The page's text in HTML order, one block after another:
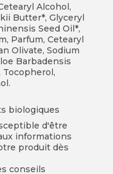
Alcohol,
Butter*, Glyceryl
Seed Oil*,
Parfum, Cetearyl
Olivate, Sodium
Barbadensis
Tocopherol,
biologiques
d'être
informations
produit dès
conseils